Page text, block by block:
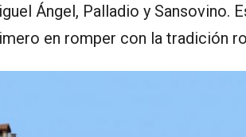
Ángel, Palladio y Sansovino.
en romper con la tradición